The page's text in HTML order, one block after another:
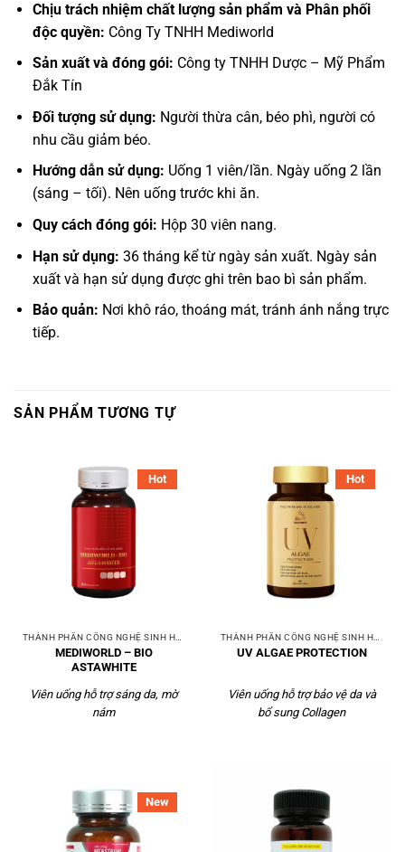
Chịu trách nhiệm chất lượng sản phẩm và Phân phối
độc quyền: Công Ty TNHH Mediworld
Sản xuất và đóng gói: Công ty TNHH Dược – Mỹ Phẩm
Đắk Tín
Đối tượng sử dụng: Người thừa cân, béo phì, người có
nhu cầu giảm béo.
Hướng dẫn sử dụng: Uống 1 viên/lần. Ngày uống 2 lần
(sáng – tối). Nên uống trước khi ăn.
Quy cách đóng gói: Hộp 30 viên nang.
Hạn sử dụng: 36 tháng kể từ ngày sản xuất. Ngày sản
xuất và hạn sử dụng được ghi trên bao bì sản phẩm.
Bảo quản: Nơi khô ráo, thoáng mát, tránh ánh nắng trực
tiếp.
SẢN PHẨM TƯƠNG TỰ
Hot
MEDIWORLD – BIO
ASTAWHITE
Viên uống hỗ trợ sáng da, mờ
nám
Hot
UV ALGAE PROTECTION
Viên uống hỗ trợ bảo vệ da và
bổ sung Collagen
New